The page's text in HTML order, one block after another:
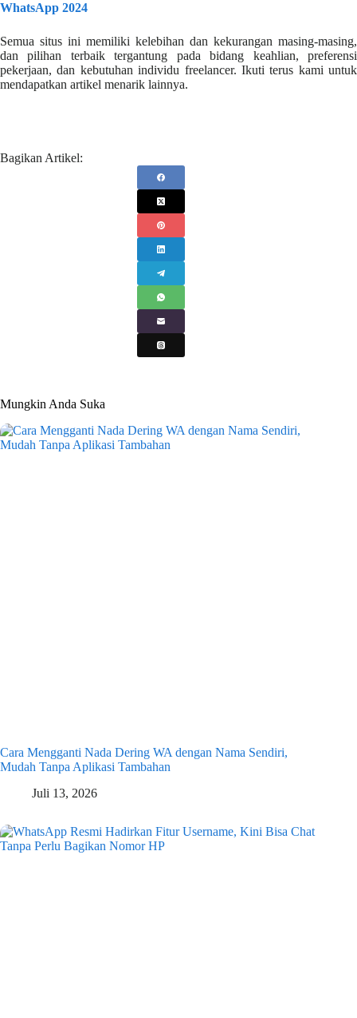
WhatsApp 2024
Semua situs ini memiliki kelebihan dan kekurangan masing-masing,
dan pilihan terbaik tergantung pada bidang keahlian, preferensi
pekerjaan, dan kebutuhan individu freelancer. Ikuti terus kami untuk
mendapatkan artikel menarik lainnya.
Bagikan Artikel:
Mungkin Anda Suka
Cara Mengganti Nada Dering WA dengan Nama Sendiri,
Mudah Tanpa Aplikasi Tambahan
Juli 13, 2026